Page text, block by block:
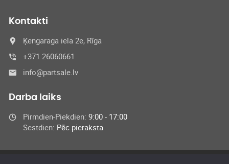
Kontakti
Ķengaraga iela 2e, Rīga
+371 26060661
info@partsale.lv
Darba laiks
Pirmdien-Piekdien: 9:00 - 17:00
Sestdien: Pēc pieraksta